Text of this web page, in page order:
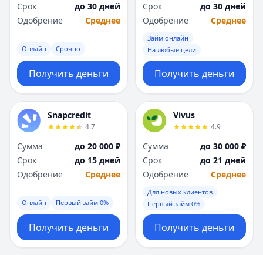
Срок
до 30 дней
Одобрение
Среднее
Онлайн Срочно
Получить деньги
Срок
до 30 дней
Одобрение
Среднее
Займ онлайн
На любые цели
Получить деньги
Snapcredit
4.7
Сумма
до 20 000 ₽
Срок
до 15 дней
Одобрение
Среднее
Онлайн Первый займ 0%
Получить деньги
Vivus
4.9
Сумма
до 30 000 ₽
Срок
до 21 дней
Одобрение
Среднее
Для новых клиентов
Первый займ 0%
Получить деньги